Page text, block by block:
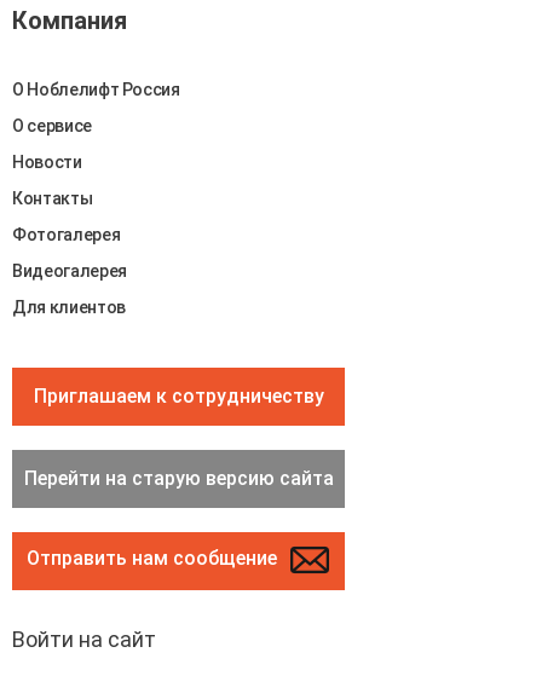
Компания
О Ноблелифт Россия
О сервисе
Новости
Контакты
Фотогалерея
Видеогалерея
Для клиентов
Приглашаем к сотрудничеству
Перейти на старую версию сайта
Отправить нам сообщение
Войти на сайт